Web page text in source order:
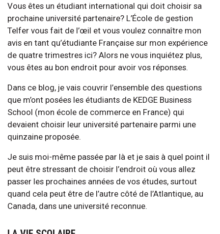
Vous êtes un étudiant international qui doit choisir sa
prochaine université partenaire? L’École de gestion
Telfer vous fait de l’œil et vous voulez connaître mon
avis en tant qu’étudiante Française sur mon expérience
de quatre trimestres ici? Alors ne vous inquiétez plus,
vous êtes au bon endroit pour avoir vos réponses.
Dans ce blog, je vais couvrir l’ensemble des questions
que m’ont posées les étudiants de KEDGE Business
School (mon école de commerce en France) qui
devaient choisir leur université partenaire parmi une
quinzaine proposée.
Je suis moi-même passée par là et je sais à quel point il
peut être stressant de choisir l’endroit où vous allez
passer les prochaines années de vos études, surtout
quand cela peut être de l’autre côté de l’Atlantique, au
Canada, dans une université reconnue.